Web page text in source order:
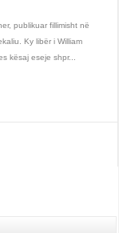
publikuar fillimisht në
Ky libër i William
kësaj eseje shpr...